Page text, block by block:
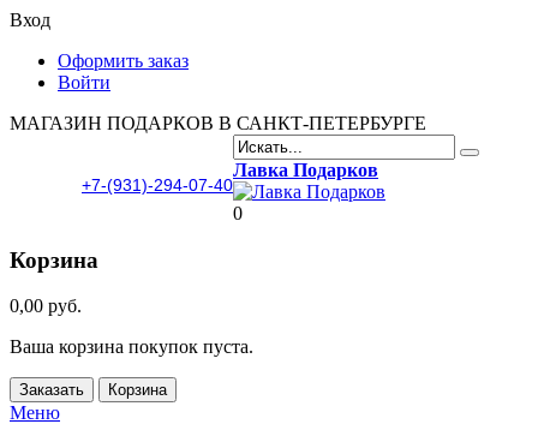
Вход
Оформить заказ
Войти
МАГАЗИН ПОДАРКОВ В САНКТ-ПЕТЕРБУРГЕ
+7-(931)-294-07-40
Лавка Подарков
0
Корзина
0,00 руб.
Ваша корзина покупок пуста.
Заказать Корзина
Меню